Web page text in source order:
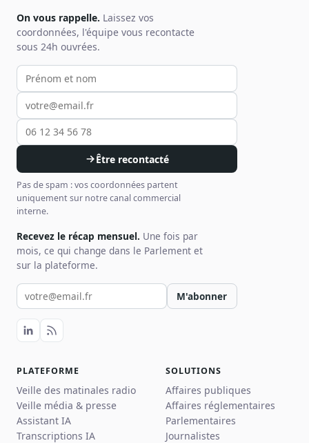
On vous rappelle. Laissez vos
coordonnées, l'équipe vous recontacte
sous 24h ouvrées.
Votre prénom et nom
Votre email
Votre téléphone
Être recontacté
Pas de spam : vos coordonnées partent
uniquement sur notre canal commercial
interne.
Recevez le récap mensuel. Une fois par
mois, ce qui change dans le Parlement et
sur la plateforme.
Votre email pour la newsletter
M'abonner
PLATEFORME
Veille des matinales radio
Veille média & presse
Assistant IA
Transcriptions IA
SOLUTIONS
Affaires publiques
Affaires réglementaires
Parlementaires
Journalistes